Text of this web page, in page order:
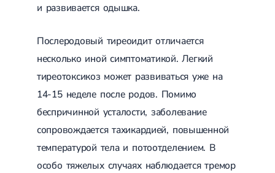
и развивается одышка.
Послеродовый тиреоидит отличается
несколько иной симптоматикой. Легкий
тиреотоксикоз может развиваться уже на
14-15 неделе после родов. Помимо
беспричинной усталости, заболевание
сопровождается тахикардией, повышенной
температурой тела и потоотделением. В
особо тяжелых случаях наблюдается тремор